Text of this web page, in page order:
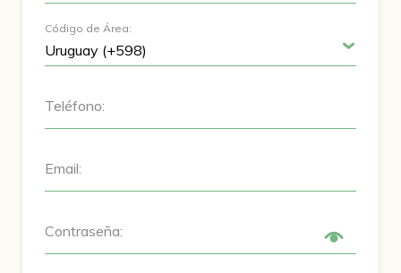
Código de Área:
Teléfono:
Email:
Contraseña: